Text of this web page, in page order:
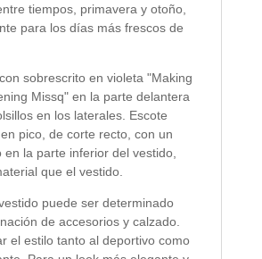
tiempos, primavera y otoño,
para los días más frescos de
sobrescrito en violeta "Making
Missq" en la parte delantera
en los laterales. Escote
pico, de corte recto, con un
en la parte inferior del vestido,
que el vestido.
puede ser determinado
de accesorios y calzado.
el estilo tanto al deportivo como